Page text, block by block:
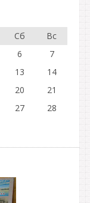
Сб
Вс
6
7
13
14
20
21
27
28